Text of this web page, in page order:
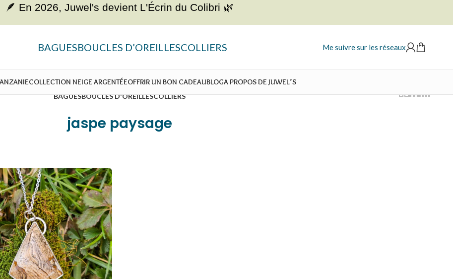
🪶 En 2026, Juwel's devient L'Écrin du Colibri 🌿
BAGUESBOUCLES D’OREILLESCOLLIERS Me suivre sur les réseaux
COLLECTION NEIGE ARGENTÉEOFFRIR UN BON CADEAUBLOGA PROPOS DE JUWEL’S
BAGUESBOUCLES D'OREILLESCOLLIERS
jaspe paysage